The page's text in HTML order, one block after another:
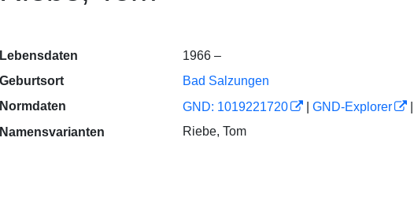
Lebensdaten
1966 –
Geburtsort
Bad Salzungen
Normdaten
GND: 1019221720 GND-Explorer
Namensvarianten
Riebe, Tom